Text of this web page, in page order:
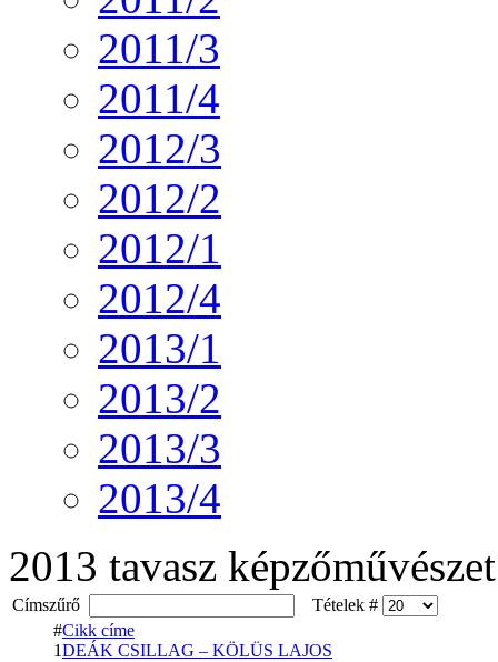
2011/3
2011/4
2012/3
2012/2
2012/1
2012/4
2013/1
2013/2
2013/3
2013/4
2013 tavasz képzőművészet
Címszűrő
Tételek #
#Cikk címe
1DEÁK CSILLAG – KÖLÜS LAJOS